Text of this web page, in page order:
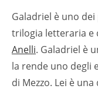
Galadriel è uno
trilogia letteraria e
Anelli. Galadriel è
la rende uno degli
di Mezzo. Lei è